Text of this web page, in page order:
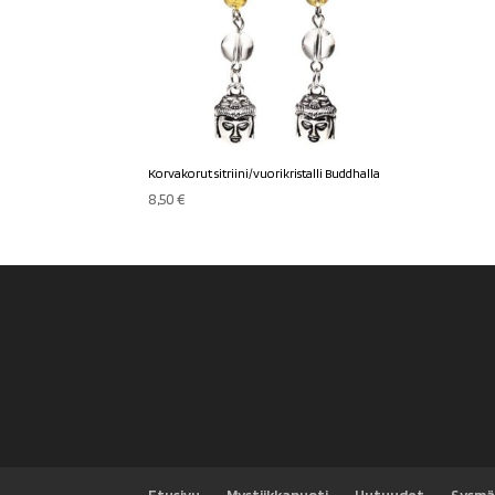
Korvakorut sitriini/vuorikristalli Buddhalla
8,50€